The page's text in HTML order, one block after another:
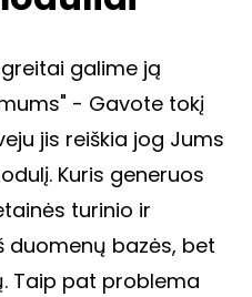
galime ją
- Gavote tokį
jis reiškia jog Jums
Kuris generuos
turinio ir
duomenų bazės, bet
Taip pat problema